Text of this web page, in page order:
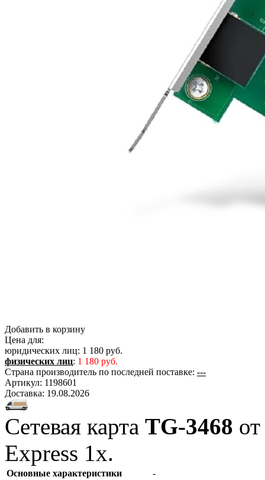
Добавить в корзину
Цена для:
юридических лиц: 1 180 руб.
физических лиц: 1 180 руб.
Страна производитель по последней поставке: ---
Артикул: 1198601
Доставка: 19.08.2026
Сетевая карта TG-3468
Express 1x.
Основные характеристики
-